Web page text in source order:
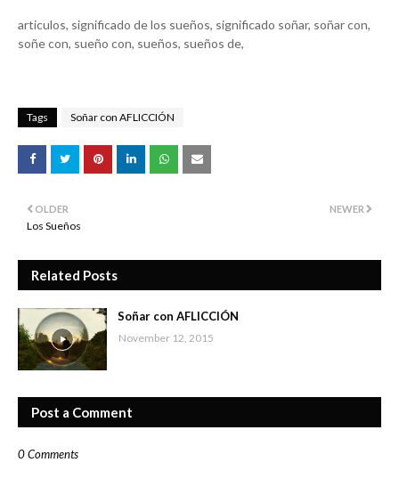
articulos, significado de los sueños, significado soñar, soñar con,
soñe con, sueño con, sueños, sueños de,
Tags Soñar con AFLICCIÓN
NEWER
OLDER
Los Sueños
Related Posts
Soñar con AFLICCIÓN
November 12, 2015
Post a Comment
0 Comments